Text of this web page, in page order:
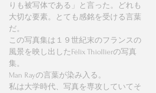
りも被写体である」と言った。どれも
大切な要素。とても感銘を受ける言葉
だ。
この写真集は１９世紀末のフランスの
風景を映し出したFélix Thiollierの写真
集。
Man Rayの言葉が染み入る。
私は大学時代、写真を専攻していてそ